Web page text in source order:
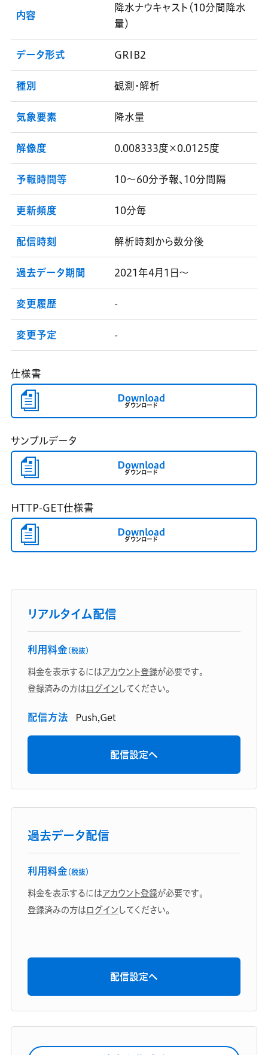
内容
降水ナウキャスト（10分間降水
量）
データ形式 GRIB2
種別 観測・解析
気象要素 降水量
解像度 0.008333度×0.0125度
予報時間等 10～60分予報、10分間隔
更新頻度 10分毎
配信時刻 解析時刻から数分後
過去データ期間 2021年4月1日～
変更履歴 -
変更予定 -
仕様書
Download
ダウンロード
サンプルデータ
Download
ダウンロード
HTTP-GET仕様書
Download
ダウンロード
リアルタイム配信
利用料金 （税抜）
料金を表示するにはアカウント登録が必要です。
登録済みの方はログインしてください。
配信方法 Push,Get
配信設定へ
過去データ配信
利用料金 （税抜）
料金を表示するにはアカウント登録が必要です。
登録済みの方はログインしてください。
配信設定へ